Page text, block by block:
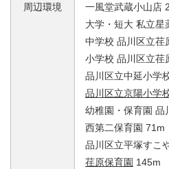
周辺環境
一風堂武蔵小山店
大学・短大 私立星
中学校 品川区立荏
小学校 品川区立荏
品川区立中延小学
品川区立京陽小学
幼稚園・保育園 品
西第二保育園 71m
品川区立平塚すこ
荏原保育園 145m